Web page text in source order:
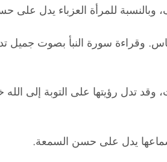
للمرأة العزباء يدل على
وقراءة سورة النبأ بصوت جميل
تدل رؤيتها على التوبة إلى
يدل على حسن السمعة.